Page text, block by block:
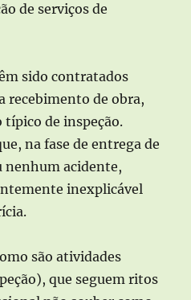
de serviços de
sido contratados
recebimento de obra,
típico de inspeção.
na fase de entrega de
nenhum acidente,
inexplicável
são atividades
que seguem ritos